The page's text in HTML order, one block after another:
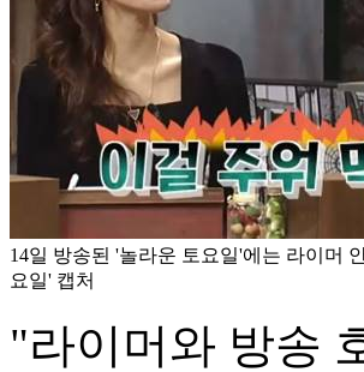
14일 방송된 '놀라운 토요일'에는 라이머
요일' 캡처
"라이머와 방송